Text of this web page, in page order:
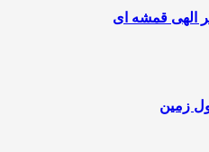
الهی قمشه ای
زمین